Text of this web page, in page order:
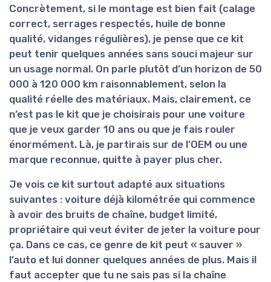
Concrètement, si le montage est bien fait (calage
correct, serrages respectés, huile de bonne
qualité, vidanges régulières), je pense que ce kit
peut tenir quelques années sans souci majeur sur
un usage normal. On parle plutôt d’un horizon de 50
000 à 120 000 km raisonnablement, selon la
qualité réelle des matériaux. Mais, clairement, ce
n’est pas le kit que je choisirais pour une voiture
que je veux garder 10 ans ou que je fais rouler
énormément. Là, je partirais sur de l’OEM ou une
marque reconnue, quitte à payer plus cher.
Je vois ce kit surtout adapté aux situations
suivantes : voiture déjà kilométrée qui commence
à avoir des bruits de chaîne, budget limité,
propriétaire qui veut éviter de jeter la voiture pour
ça. Dans ce cas, ce genre de kit peut « sauver »
l’auto et lui donner quelques années de plus. Mais il
faut accepter que tu ne sais pas si la chaîne